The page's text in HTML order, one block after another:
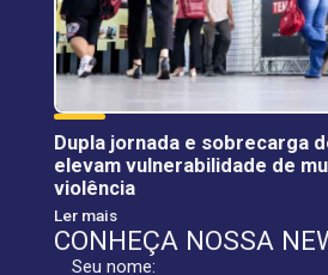
Dupla jornada e sobrecarga
elevam vulnerabilidade de
violência
Ler mais
CONHEÇA NOSSA
Seu nome: